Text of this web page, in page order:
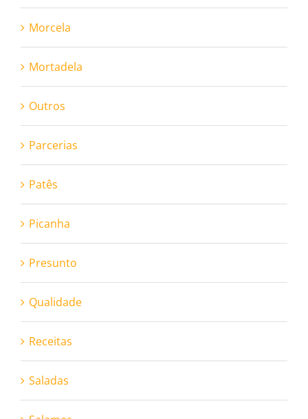
Morcela
Mortadela
Outros
Parcerias
Patês
Picanha
Presunto
Qualidade
Receitas
Saladas